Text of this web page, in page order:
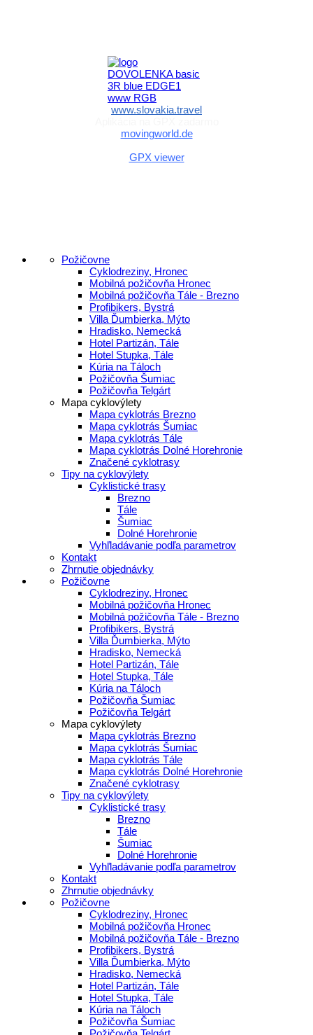
www.slovakia.travel
movingworld.de
GPX viewer
Požičovne
Cyklodreziny, Hronec
Mobilná požičovňa Hronec
Mobilná požičovňa Tále - Brezno
Profibikers, Bystrá
Villa Ďumbierka, Mýto
Hradisko, Nemecká
Hotel Partizán, Tále
Hotel Stupka, Tále
Kúria na Táloch
Požičovňa Šumiac
Požičovňa Telgárt
Mapa cyklovýlety
Mapa cyklotrás Brezno
Mapa cyklotrás Šumiac
Mapa cyklotrás Tále
Mapa cyklotrás Dolné Horehronie
Značené cyklotrasy
Tipy na cyklovýlety
Cyklistické trasy
Brezno
Tále
Šumiac
Dolné Horehronie
Vyhľladávanie podľa parametrov
Kontakt
Zhrnutie objednávky
Požičovne
Cyklodreziny, Hronec
Mobilná požičovňa Hronec
Mobilná požičovňa Tále - Brezno
Profibikers, Bystrá
Villa Ďumbierka, Mýto
Hradisko, Nemecká
Hotel Partizán, Tále
Hotel Stupka, Tále
Kúria na Táloch
Požičovňa Šumiac
Požičovňa Telgárt
Mapa cyklovýlety
Mapa cyklotrás Brezno
Mapa cyklotrás Šumiac
Mapa cyklotrás Tále
Mapa cyklotrás Dolné Horehronie
Značené cyklotrasy
Tipy na cyklovýlety
Cyklistické trasy
Brezno
Tále
Šumiac
Dolné Horehronie
Vyhľladávanie podľa parametrov
Kontakt
Zhrnutie objednávky
Požičovne
Cyklodreziny, Hronec
Mobilná požičovňa Hronec
Mobilná požičovňa Tále - Brezno
Profibikers, Bystrá
Villa Ďumbierka, Mýto
Hradisko, Nemecká
Hotel Partizán, Tále
Hotel Stupka, Tále
Kúria na Táloch
Požičovňa Šumiac